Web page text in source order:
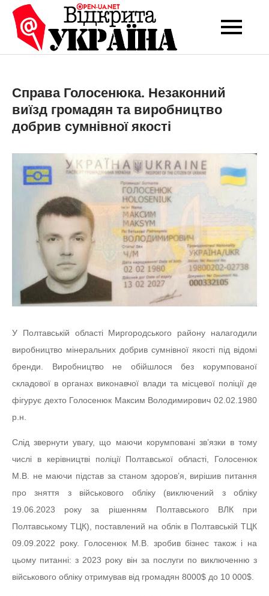
Перейти
вмісту
Open-UA
NET
Це ваше надійне
експертних думок
Справа Голосенюка. Незаконний
виїзд громадян та виробництво
добрив сумнівної якості
У Полтавській області Миргородського району налагодили
виробництво мінеральних добрив сумнівної якості під відомі
бренди. Виробництво не обійшлося без корумпованої
складової в органах виконавчої влади та місцевої поліції де
фігурує дехто Голосенюк Максим Володимирович 02.02.1980
р.н.
Слід звернути увагу, що маючи корумповані звʼязки в тому
числі в керівництві поліції Полтавської області, Голосенюк
М.В. не маючи підстав за станом здоровʼя, вирішив питання
про зняття з військового обліку (виключений з обліку
19.06.2023 року за рішенням Полтавського ВЛК при
Полтавському ТЦК), поставлений на облік в Полтавській ТЦК
09.09.2022 року. Голосенюк М.В. зробив бізнес також і на
цьому питанні: з 2023 року він за послуги по виключенню з
військового обліку отримував від громадян 8000$ до 10 000$.